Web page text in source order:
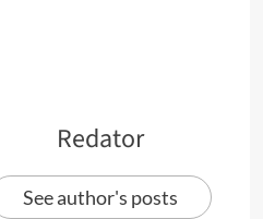
Redator
See author's posts